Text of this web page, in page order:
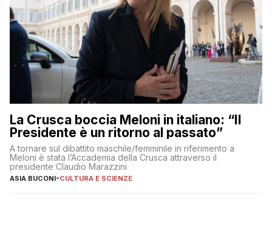
La Crusca boccia Meloni in italiano: “Il
Presidente è un ritorno al passato”
A tornare sul dibattito maschile/femminile in riferimento a
Meloni è stata l’Accademia della Crusca attraverso il
presidente Claudio Marazzini
ASIA BUCONI-CULTURA E SCIENZE